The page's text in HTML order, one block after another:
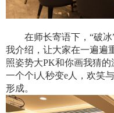
在师长寄语下，“破
我介绍，让大家在一遍遍
照姿势大PK和你画我猜的
一个个i 人秒变e 人，欢笑
形成。